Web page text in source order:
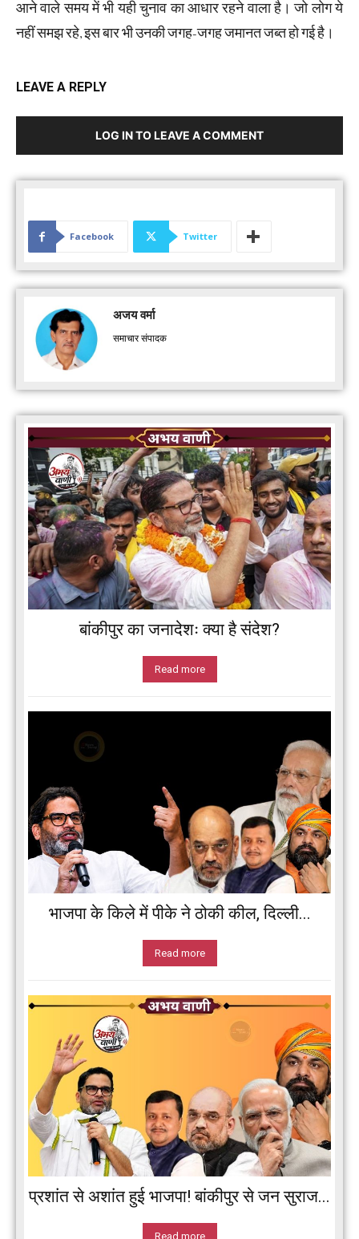
आने वाले समय में भी यही चुनाव का आधार रहने वाला है। जो लोग ये
नहीं समझ रहे, इस बार भी उनकी जगह-जगह जमानत जब्त हो गई है।
LEAVE A REPLY
LOG IN TO LEAVE A COMMENT
Facebook Twitter
अजय वर्मा
समाचार संपादक
बांकीपुर का जनादेशः क्या है संदेश?
Read more
भाजपा के किले में पीके ने ठोकी कील, दिल्ली...
Read more
प्रशांत से अशांत हुई भाजपा! बांकीपुर से जन सुराज...
Read more